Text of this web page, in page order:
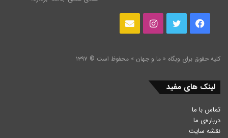
فیس
توییتراینستاگرامایمیل
کلیه حقوق برای وبگاه « ما و جهان » محفوظ است © ۱۳۹۷
لینک های مفید
تماس با ما
درباره‌ی ما
نقشه سایت